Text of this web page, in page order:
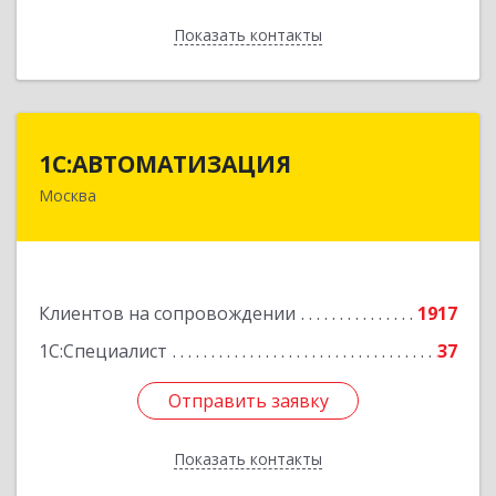
Показать контакты
Назад
1С:АВТОМАТИЗАЦИЯ
Москва
Клиентов на сопровождении
1917
1С:Специалист
37
Отправить заявку
Показать контакты
111024, Москва г, Энтузиастов 1-я ул, дом №
Отправить заявку
Назад